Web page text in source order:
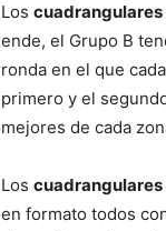
Los
ende, el Grupo B
ronda en el que
primero y el
mejores de cada
Los
en formato todos